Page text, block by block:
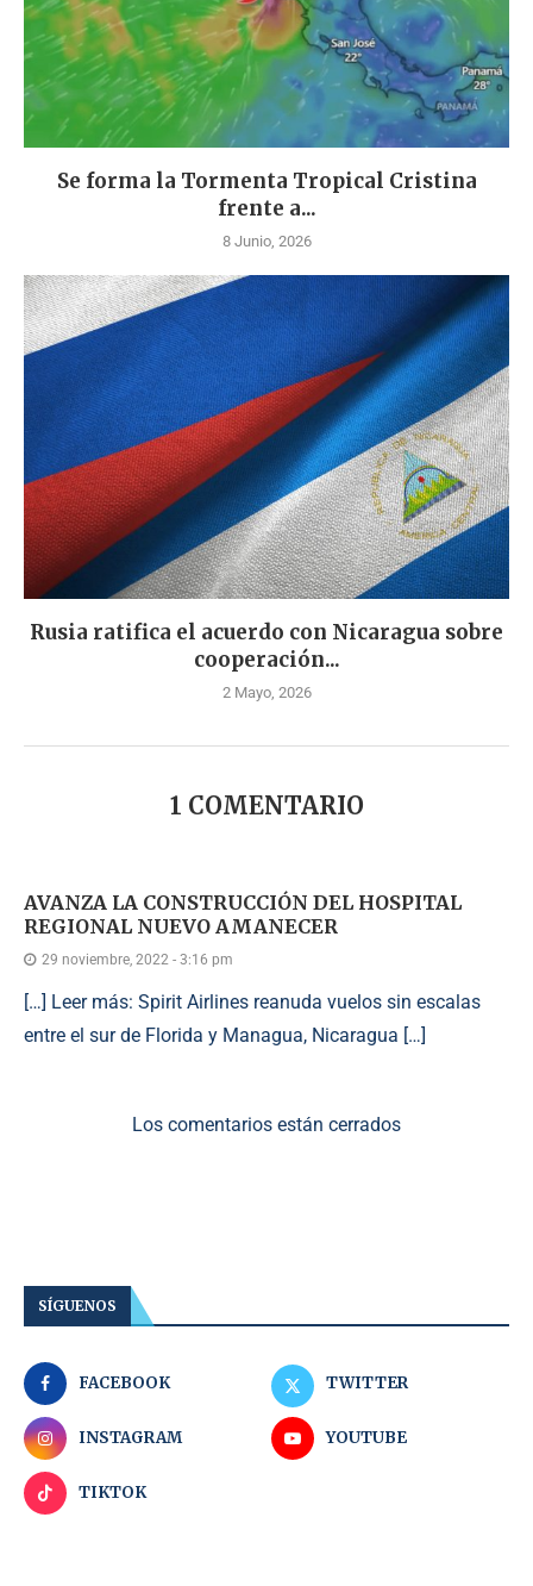
Se forma la Tormenta Tropical Cristina
frente a...
8 Junio, 2026
Rusia ratifica el acuerdo con Nicaragua sobre
cooperación...
2 Mayo, 2026
1 COMENTARIO
AVANZA LA CONSTRUCCIÓN DEL HOSPITAL
REGIONAL NUEVO AMANECER
29 noviembre, 2022 - 3:16 pm
[…] Leer más: Spirit Airlines reanuda vuelos sin escalas
entre el sur de Florida y Managua, Nicaragua […]
Los comentarios están cerrados
SÍGUENOS
FACEBOOK TWITTER
INSTAGRAM YOUTUBE
TIKTOK